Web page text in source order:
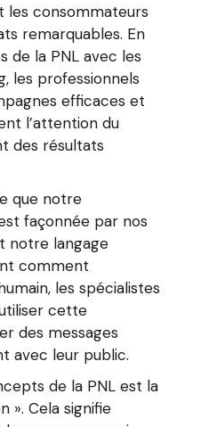
les consommateurs
remarquables. En
de la PNL avec les
les professionnels
efficaces et
l’attention du
des résultats
que notre
façonnée par nos
notre langage
comment
les spécialistes
cette
des messages
avec leur public.
de la PNL est la
». Cela signifie